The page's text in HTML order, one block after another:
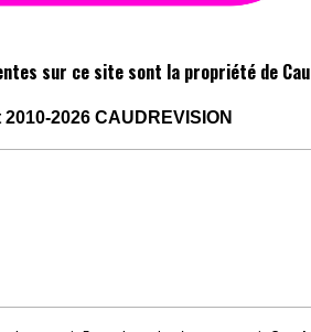
sur ce site sont la propriété de
2026 CAUDREVISION